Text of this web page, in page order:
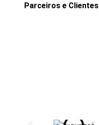
Parceiros e Clientes